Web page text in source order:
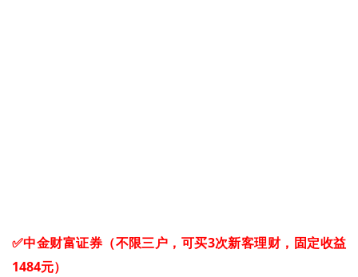
✅中金财富证券（不限三户，可买3次新客理财，固定收益
1484元）